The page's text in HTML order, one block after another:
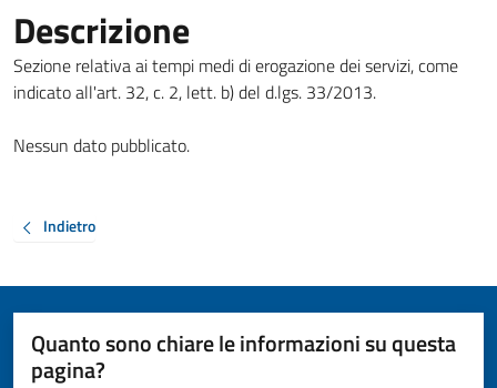
Descrizione
Sezione relativa ai tempi medi di erogazione dei servizi, come
indicato all'art. 32, c. 2, lett. b) del d.lgs. 33/2013.
Nessun dato pubblicato.
Indietro
Quanto sono chiare le informazioni su questa
pagina?